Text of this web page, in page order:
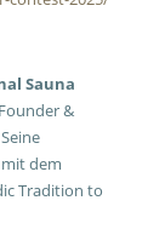
Sauna
&
dem
Tradition to